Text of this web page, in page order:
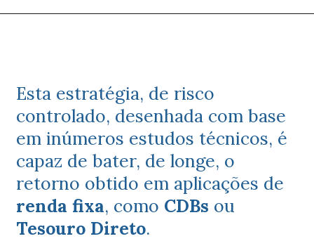
Esta estratégia, de risco
controlado, desenhada com base
em inúmeros estudos técnicos, é
capaz de bater, de longe, o
retorno obtido em aplicações de
renda fixa, como CDBs ou
Tesouro Direto.